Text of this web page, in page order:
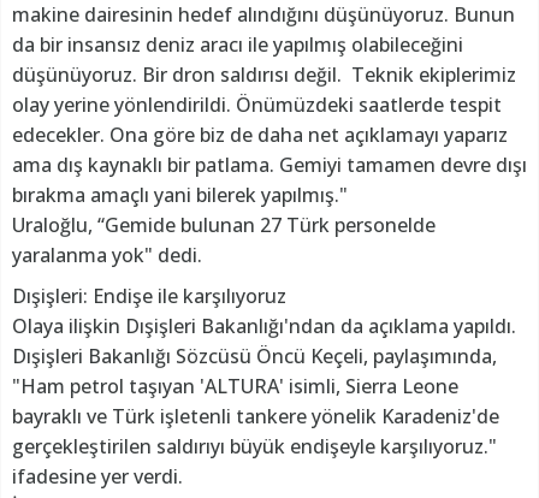
makine dairesinin hedef alındığını düşünüyoruz. Bunun
da bir insansız deniz aracı ile yapılmış olabileceğini
düşünüyoruz. Bir dron saldırısı değil. Teknik ekiplerimiz
olay yerine yönlendirildi. Önümüzdeki saatlerde tespit
edecekler. Ona göre biz de daha net açıklamayı yaparız
ama dış kaynaklı bir patlama. Gemiyi tamamen devre dışı
bırakma amaçlı yani bilerek yapılmış."
Uraloğlu, “Gemide bulunan 27 Türk personelde
yaralanma yok" dedi.
Dışişleri: Endişe ile karşılıyoruz
Olaya ilişkin Dışişleri Bakanlığı'ndan da açıklama yapıldı.
Dışişleri Bakanlığı Sözcüsü Öncü Keçeli, paylaşımında,
"Ham petrol taşıyan 'ALTURA' isimli, Sierra Leone
bayraklı ve Türk işletenli tankere yönelik Karadeniz'de
gerçekleştirilen saldırıyı büyük endişeyle karşılıyoruz."
ifadesine yer verdi.